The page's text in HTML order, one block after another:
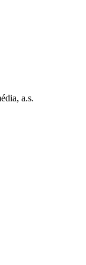
a.s.